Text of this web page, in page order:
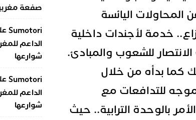
اليائسة
خدمة لأجندات داخلية
للشعوب والمبادئ.
كما بدأه من خلال
للتدافعات مع
بالوحدة الترابية.. حيث
صفعة
Sumotori
الداعم
شوارعها
Sumotori
الداعم
شوارعها